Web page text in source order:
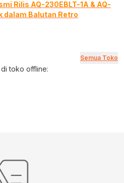
Rilis AQ-230EBLT-1A & AQ-
dalam Balutan Retro
Semua Toko
toko offline: